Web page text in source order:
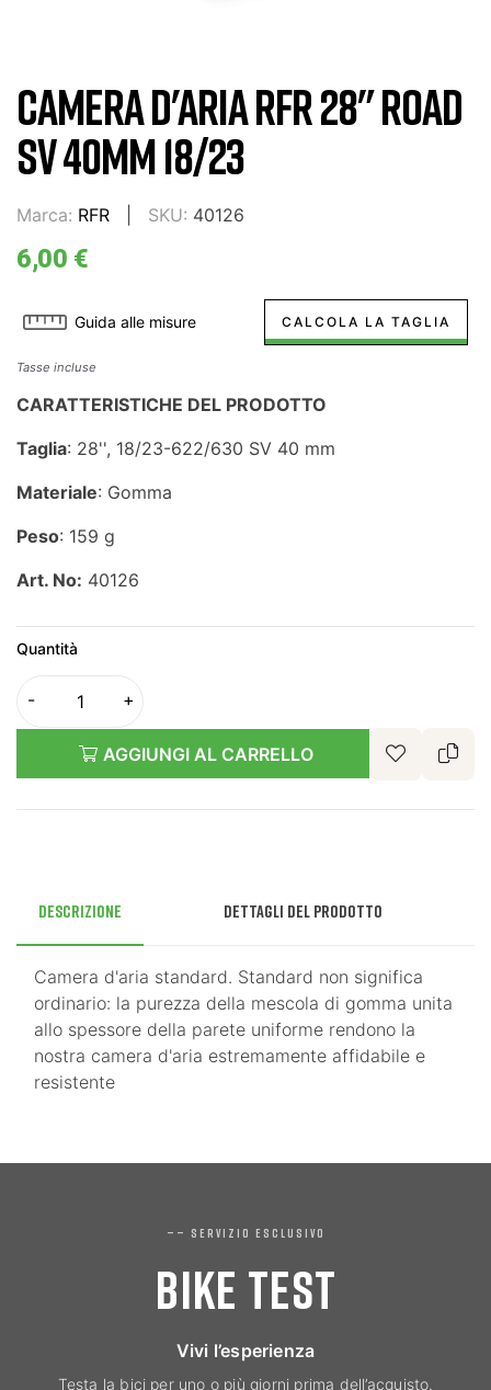
CAMERA D'ARIA RFR 28" ROAD
SV 40MM 18/23
Marca: RFR SKU: 40126
6,00 €
Guida alle misure CALCOLA LA TAGLIA
Tasse incluse
CARATTERISTICHE DEL PRODOTTO
Taglia: 28'', 18/23-622/630 SV 40 mm
Materiale: Gomma
Peso: 159 g
Art. No: 40126
Quantità
AGGIUNGI AL CARRELLO
Descrizione Dettagli del prodotto
Camera d'aria standard. Standard non significa
ordinario: la purezza della mescola di gomma unita
allo spessore della parete uniforme rendono la
nostra camera d'aria estremamente affidabile e
resistente
—— SERVIZIO ESCLUSIVO
BIKE TEST
Vivi l’esperienza
Testa la bici per uno o più giorni prima dell’acquisto.